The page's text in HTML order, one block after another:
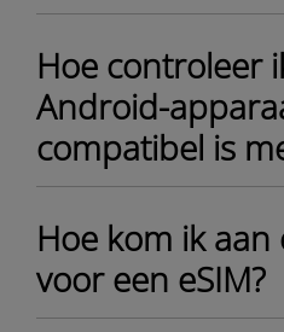
Hoe controleer
Android-
compatibel is
Hoe kom ik aan
voor een eSIM?